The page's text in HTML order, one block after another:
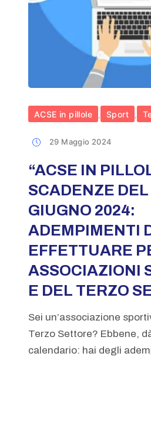
ACSE in pillole Sport
29 Maggio 2024
“ACSE IN
SCADENZE DEL
GIUGNO 2024:
ADEMPIMENTI
EFFETTUARE
ASSOCIAZIONI
E DEL TERZO
Sei un’associazione
Terzo Settore? Ebbene,
calendario: hai degli